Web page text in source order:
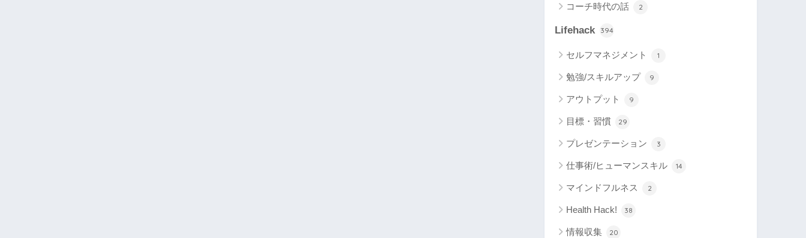
コーチ時代の話 2
Lifehack 394
セルフマネジメント 1
勉強/スキルアップ 9
アウトプット 9
目標・習慣 29
プレゼンテーション 3
仕事術/ヒューマンスキル 14
マインドフルネス 2
Health Hack! 38
情報収集 20